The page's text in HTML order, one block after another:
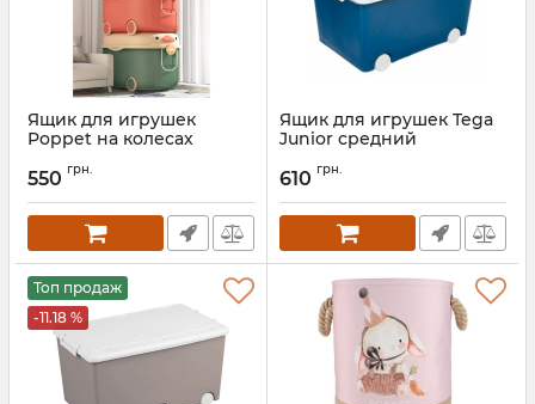
Ящик для игрушек
Poppet на колесах
550 грн.
Ящик для игрушек Tega
Junior средний
610 грн.
Топ продаж
-11.18 %